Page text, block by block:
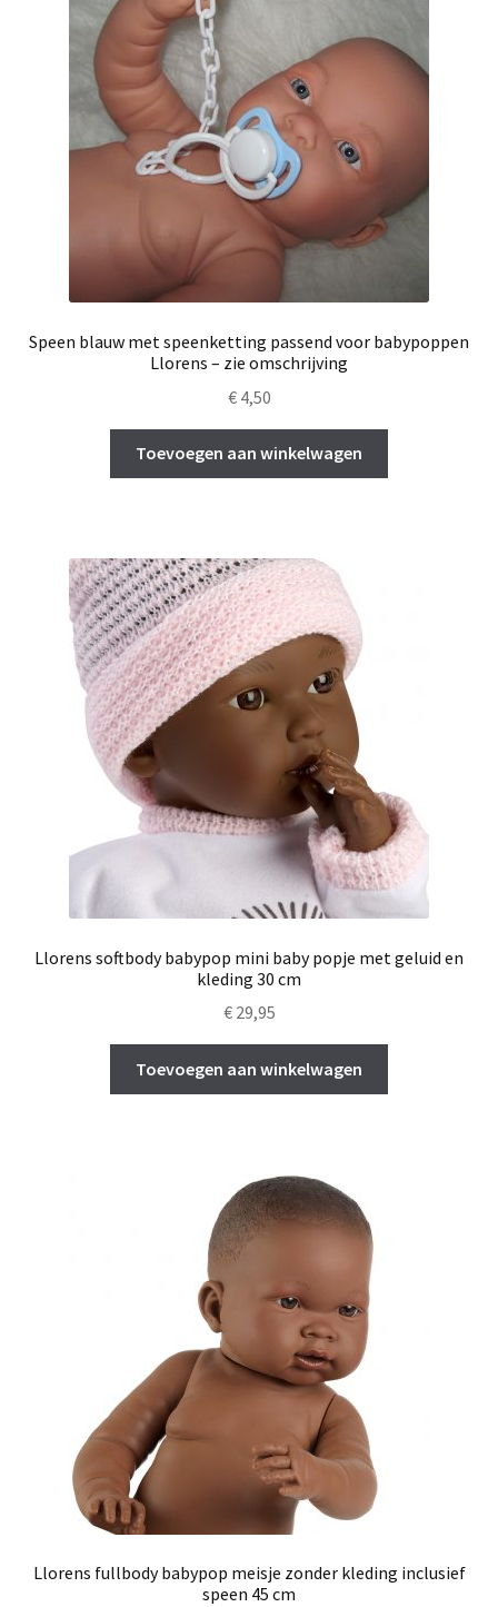
Speen blauw met speenketting passend voor babypoppen
Llorens – zie omschrijving
€4,50
Toevoegen aan winkelwagen
Llorens softbody babypop mini baby popje met geluid en
kleding 30 cm
€29,95
Toevoegen aan winkelwagen
Llorens fullbody babypop meisje zonder kleding inclusief
speen 45 cm